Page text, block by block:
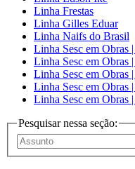
Linha Frestas
Linha Gilles Eduar
Linha Naifs do Brasil
Linha Sesc em Obras
Linha Sesc em Obras
Linha Sesc em Obras
Linha Sesc em Obras
Linha Sesc em
Pesquisar nessa seção: